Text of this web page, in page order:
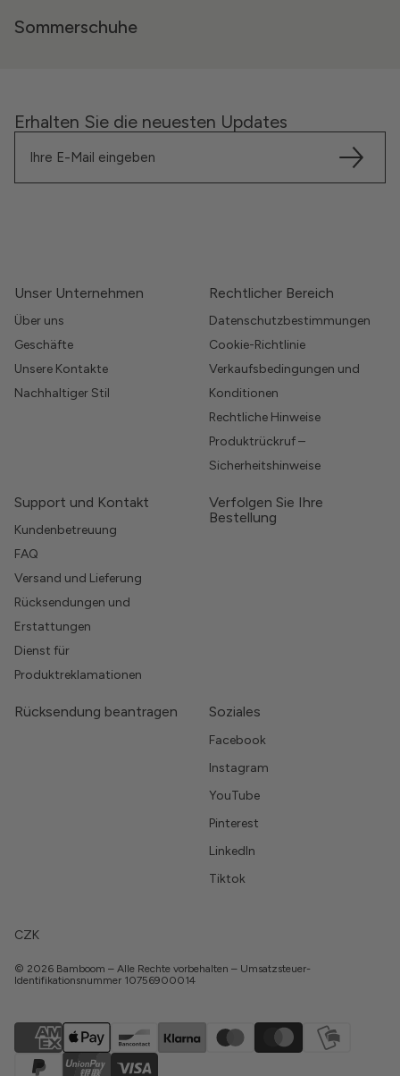
Sommerschuhe
Erhalten Sie die neuesten Updates
Unser Unternehmen
Über uns
Geschäfte
Unsere Kontakte
Nachhaltiger Stil
Rechtlicher Bereich
Datenschutzbestimmungen
Cookie-Richtlinie
Verkaufsbedingungen und
Konditionen
Rechtliche Hinweise
Produktrückruf –
Sicherheitshinweise
Support und Kontakt
Kundenbetreuung
FAQ
Versand und Lieferung
Rücksendungen und
Erstattungen
Dienst für
Produktreklamationen
Verfolgen Sie Ihre
Bestellung
Rücksendung beantragen Soziales
Facebook
Instagram
YouTube
Pinterest
LinkedIn
Tiktok
CZK
© 2026 Bamboom – Alle Rechte vorbehalten – Umsatzsteuer-
Identifikationsnummer 10756900014